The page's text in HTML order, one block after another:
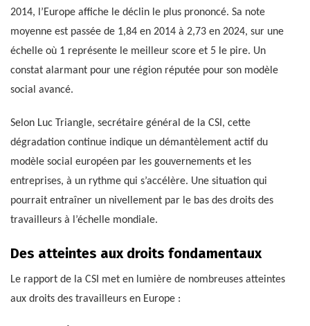
2014, l’Europe affiche le déclin le plus prononcé. Sa note
moyenne est passée de 1,84 en 2014 à 2,73 en 2024, sur une
échelle où 1 représente le meilleur score et 5 le pire. Un
constat alarmant pour une région réputée pour son modèle
social avancé.
Selon Luc Triangle, secrétaire général de la CSI, cette
dégradation continue indique un démantèlement actif du
modèle social européen par les gouvernements et les
entreprises, à un rythme qui s’accélère. Une situation qui
pourrait entraîner un nivellement par le bas des droits des
travailleurs à l’échelle mondiale.
Des atteintes aux droits fondamentaux
Le rapport de la CSI met en lumière de nombreuses atteintes
aux droits des travailleurs en Europe :